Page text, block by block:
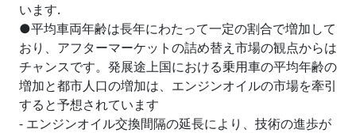
います.
●平均車両年齢は長年にわたって一定の割合で増加して
おり、アフターマーケットの詰め替え市場の観点からは
チャンスです。発展途上国における乗用車の平均年齢の
増加と都市人口の増加は、エンジンオイルの市場を牽引
すると予想されています
- エンジンオイル交換間隔の延長により、技術の進歩が